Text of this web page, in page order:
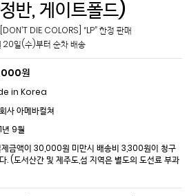
반, 게이트폴드)
DIE COLORS] “LP” 한정 판매
원
in Korea
사 아메바컬쳐
9월
제금액이 30,000원 미만시 배송비 3,300원이 청구
.(도서산간 및 제주도,섬 지역은 별도의 도선료 부과